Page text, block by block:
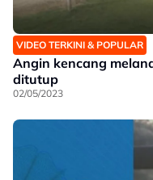
VIDEO TERKINI & POPULAR
Angin kencang
ditutup
02/05/2023